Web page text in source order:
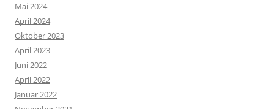
Mai 2024
April 2024
Oktober 2023
April 2023
Juni 2022
April 2022
Januar 2022